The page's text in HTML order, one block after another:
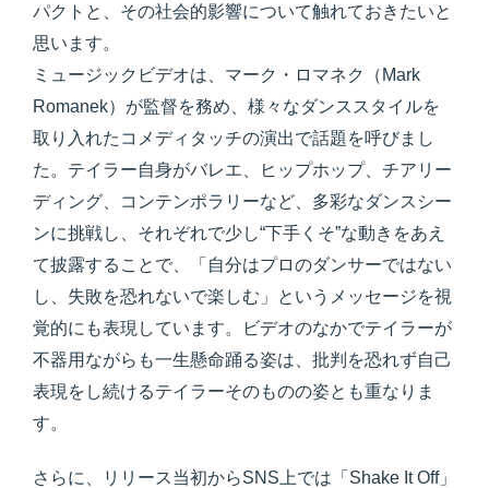
パクトと、その社会的影響について触れておきたいと
思います。
ミュージックビデオは、マーク・ロマネク（Mark
Romanek）が監督を務め、様々なダンススタイルを
取り入れたコメディタッチの演出で話題を呼びまし
た。テイラー自身がバレエ、ヒップホップ、チアリー
ディング、コンテンポラリーなど、多彩なダンスシー
ンに挑戦し、それぞれで少し“下手くそ”な動きをあえ
て披露することで、「自分はプロのダンサーではない
し、失敗を恐れないで楽しむ」というメッセージを視
覚的にも表現しています。ビデオのなかでテイラーが
不器用ながらも一生懸命踊る姿は、批判を恐れず自己
表現をし続けるテイラーそのものの姿とも重なりま
す。
さらに、リリース当初からSNS上では「Shake It Off」